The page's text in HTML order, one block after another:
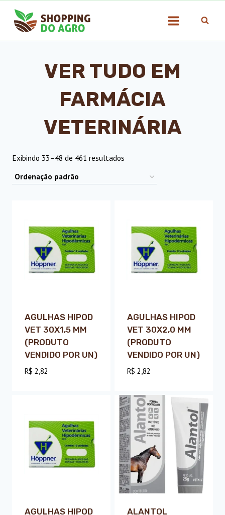
para
VER TUDO EM
FARMÁCIA
VETERINÁRIA
Exibindo 33–48 de 461 resultados
AGULHAS HIPOD
VET 30X1,5 MM
(PRODUTO
VENDIDO POR UN)
R$ 2,82
AGULHAS HIPOD
VET 30X2,0 MM
(PRODUTO
VENDIDO POR UN)
R$ 2,82
AGULHAS HIPOD
ALANTOL